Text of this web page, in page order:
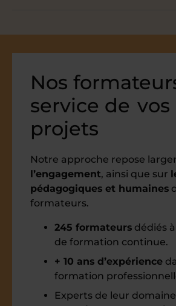
Nos
service de vos
projets
Notre approche repose
l’engagement, ainsi que sur
pédagogiques et humaines
formateurs.
245 formateurs dédiés
de formation continue.
+ 10 ans d’expérience
formation
Experts de leur